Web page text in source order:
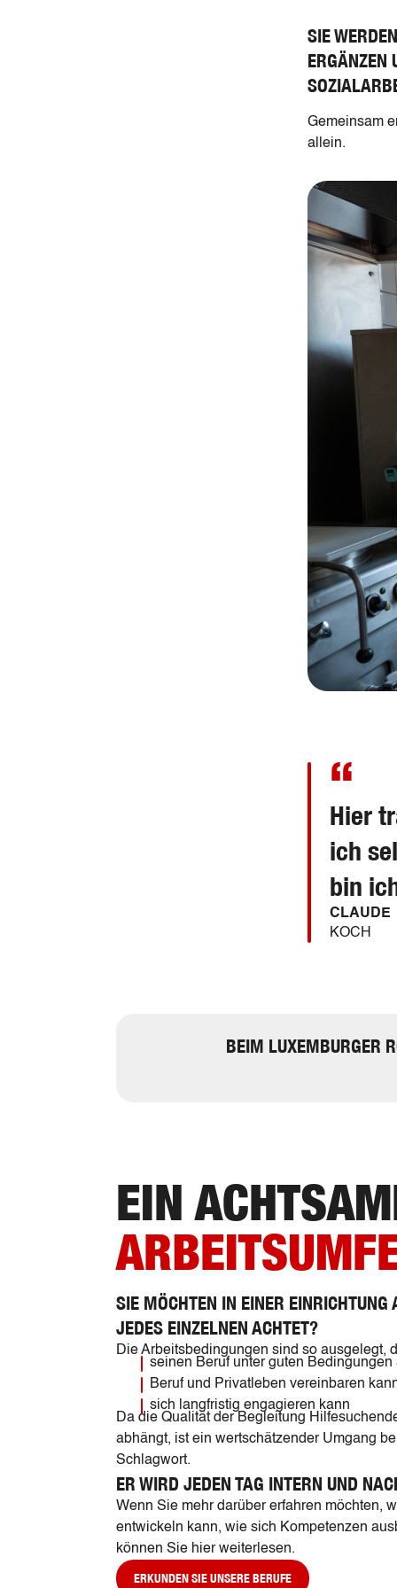
SIE
ERGÄNZEN
Gemeinsam
allein.
Hier
ich
bin
CLAUDE
KOCH
BEIM LUXEMBURGER
EIN
SIE MÖCHTEN IN EINER
JEDES EINZELNEN ACHTET?
Die Arbeitsbedingungen sind so ausgelegt,
seinen Beruf unter guten Bedingungen
Beruf und Privatleben vereinbaren
sich langfristig engagieren kann
Da die Qualität der Begleitung
abhängt, ist ein wertschätzender Umgang
Schlagwort.
ER WIRD JEDEN TAG INTERN UND
Wenn Sie mehr darüber erfahren möchten,
entwickeln kann, wie sich Kompetenzen
können Sie hier weiterlesen.
ERKUNDEN SIE UNSERE BERUFE